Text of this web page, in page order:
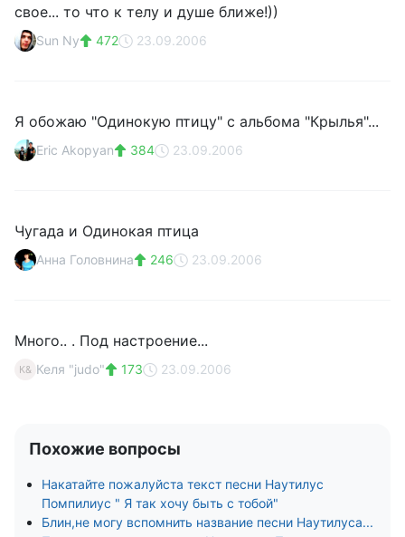
свое... то что к телу и душе ближе!))
Sun Ny 472 23.09.2006
Я обожаю "Одинокую птицу" с альбома "Крылья"...
Eric Akopyan 384 23.09.2006
Чугада и Одинокая птица
Анна Головнина 246 23.09.2006
Много.. . Под настроение...
К& Келя "judo" 173 23.09.2006
Похожие вопросы
Накатайте пожалуйста текст песни Наутилус
Помпилиус " Я так хочу быть с тобой"
Блин,не могу вспомнить название песни Наутилуса...